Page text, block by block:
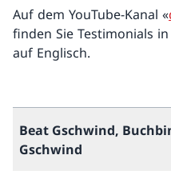
Auf dem YouTube-Kanal «
finden Sie Testimonials
auf Englisch.
Beat Gschwind,
Gschwind